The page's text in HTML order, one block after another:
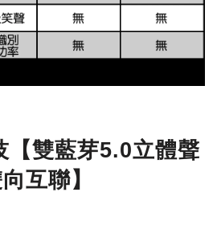
【雙藍芽5.0立體聲
互聯】